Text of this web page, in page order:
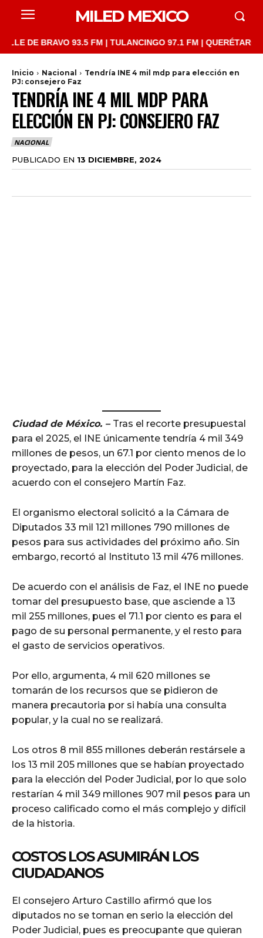
MILED MEXICO
BRAVO 93.5 FM | TULANCINGO 97.1 FM | QUERÉTARO
Inicio Nacional
Tendría INE 4 mil mdp para elección en
PJ: consejero Faz
TENDRÍA INE 4 MIL MDP PARA
ELECCIÓN EN PJ: CONSEJERO FAZ
NACIONAL
PUBLICADO EN 13 DICIEMBRE, 2024
Ciudad de México. – Tras el recorte presupuestal
para el 2025, el INE únicamente tendría 4 mil 349
millones de pesos, un 67.1 por ciento menos de lo
proyectado, para la elección del Poder Judicial, de
acuerdo con el consejero Martín Faz.
El organismo electoral solicitó a la Cámara de
Diputados 33 mil 121 millones 790 millones de
pesos para sus actividades del próximo año. Sin
embargo, recortó al Instituto 13 mil 476 millones.
De acuerdo con el análisis de Faz, el INE no puede
tomar del presupuesto base, que asciende a 13
mil 255 millones, pues el 71.1 por ciento es para el
pago de su personal permanente, y el resto para
el gasto de servicios operativos.
Por ello, argumenta, 4 mil 620 millones se
tomarán de los recursos que se pidieron de
manera precautoria por si había una consulta
popular, y la cual no se realizará.
Los otros 8 mil 855 millones deberán restársele a
los 13 mil 205 millones que se habían proyectado
para la elección del Poder Judicial, por lo que solo
restarían 4 mil 349 millones 907 mil pesos para un
proceso calificado como el más complejo y difícil
de la historia.
COSTOS LOS ASUMIRÁN LOS
CIUDADANOS
El consejero Arturo Castillo afirmó que los
diputados no se toman en serio la elección del
Poder Judicial, pues es preocupante que quieran